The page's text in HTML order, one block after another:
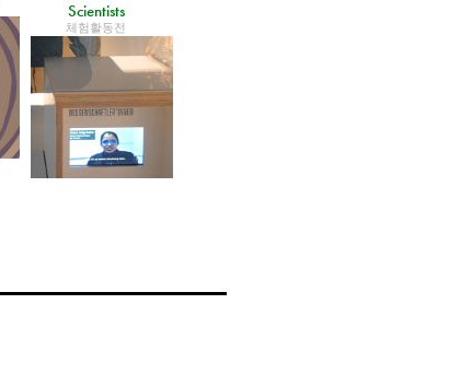
Scientists
체험활동전